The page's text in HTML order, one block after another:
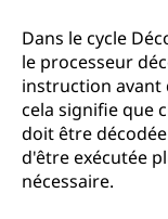
Dans le cycle
le processeur
instruction avant
cela signifie que
doit être
d'être exécutée
nécessaire.